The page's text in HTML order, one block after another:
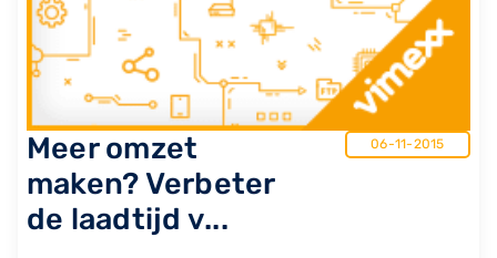
Meer omzet
maken? Verbeter
de laadtijd v...
06-11-2015